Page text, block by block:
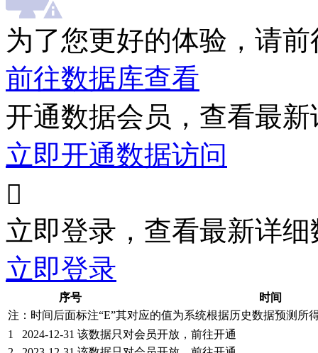
为了您更好的体验，请
前往数据库查看
开通数据会员，查看最
立即开通数据访问

立即登录，查看最新详细
立即登录
序号
时间
注：时间后面标注“E”其对应的值为系统根据历史数据预测所
1
2024-12-31 该数据只对会员开放，前往开通